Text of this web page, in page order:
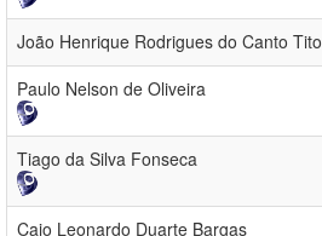
João Henrique Rodrigues do Canto Tito
Paulo Nelson de Oliveira
Tiago da Silva Fonseca
Caio Leonardo Duarte Bargas